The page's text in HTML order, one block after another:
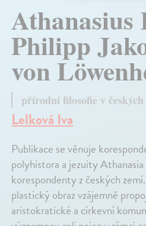
Athanasius
Philipp
von
přírodní filosofie v
Lelková Iva
Publikace se věnuje
polyhistora a jezuity
korespondenty z českých
plastický obraz vzájemně
aristokratické a církevní